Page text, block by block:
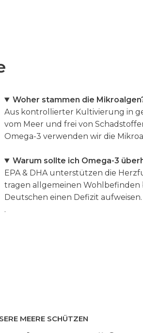
Woher stammen die
Aus kontrollierter Kultivierung in
vom Meer und frei von
Omega-3 verwenden wir die
Warum sollte ich Omega-3
EPA & DHA unterstützen die
tragen allgemeinen Wohlbefinden
Deutschen einen Defizit aufweisen.
.
MEERE SCHÜTZEN